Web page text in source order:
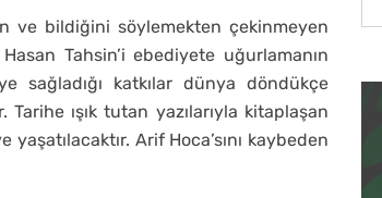
ve bildiğini söylemekten çekinmeyen
Tahsin’i ebediyete uğurlamanın
sağladığı katkılar dünya döndükçe
Tarihe ışık tutan yazılarıyla kitaplaşan
Arif Hoca’sını kaybeden